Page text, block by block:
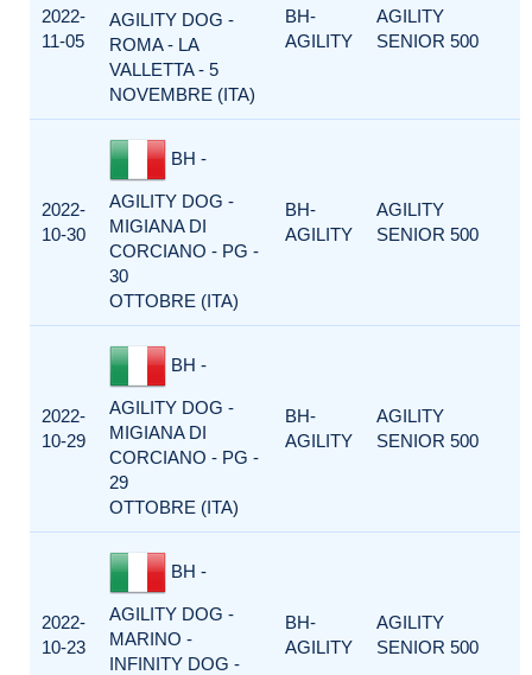
2022-
11-05
AGILITY DOG -
ROMA - LA
VALLETTA - 5
NOVEMBRE (ITA)
BH-
AGILITY
AGILITY
SENIOR 500
2022-
10-30
BH -
AGILITY DOG -
MIGIANA DI
CORCIANO - PG -
30
OTTOBRE (ITA)
BH-
AGILITY
AGILITY
SENIOR 500
2022-
10-29
BH -
AGILITY DOG -
MIGIANA DI
CORCIANO - PG -
29
OTTOBRE (ITA)
BH-
AGILITY
AGILITY
SENIOR 500
2022-
10-23
BH -
AGILITY DOG -
MARINO -
INFINITY DOG -
BH-
AGILITY
AGILITY
SENIOR 500